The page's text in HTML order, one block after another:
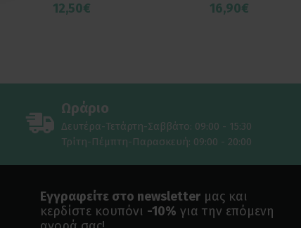
12,50€ 16,90€
Ωράριο
Δευτέρα-Τετάρτη-Σαββάτο: 09:00 - 15:30
Τρίτη-Πέμπτη-Παρασκευή: 09:00 - 20:00
Εγγραφείτε στο newsletterμας και
κερδίστε κουπόνι -10% για την επόμενη